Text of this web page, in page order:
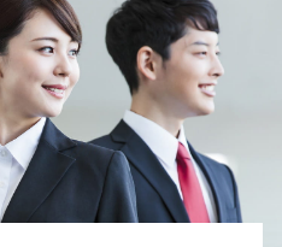
害を受けられた地域の皆さまへ
より被害を受けられた地域の皆さ